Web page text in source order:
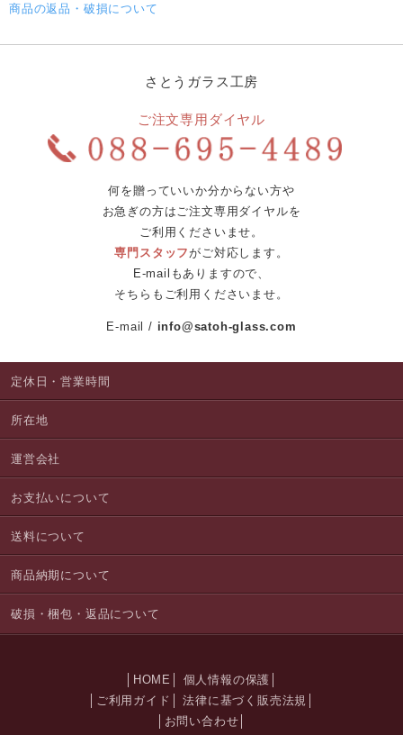
商品の返品・破損について
さとうガラス工房
ご注文専用ダイヤル
何を贈っていいか分からない方や
お急ぎの方はご注文専用ダイヤルを
ご利用くださいませ。
専門スタッフがご対応します。
E-mailもありますので、
そちらもご利用くださいませ。
E-mail info@satoh-glass.com
定休日・営業時間
所在地
運営会社
お支払いについて
送料について
商品納期について
破損・梱包・返品について
HOME
個人情報の保護
ご利用ガイド
法律に基づく販売法規
お問い合わせ